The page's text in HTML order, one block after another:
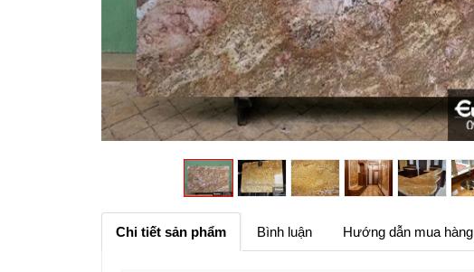
Chi tiết sản phẩm Bình luận Hướng dẫn mua hàng